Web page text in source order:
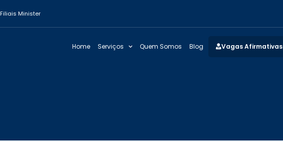
Filiais Minister
Home Serviços Quem Somos Blog Vagas Afirmativas